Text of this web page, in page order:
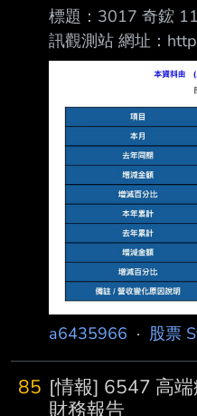
標題：3017 奇鋐
訊觀測站 網址：
https://i.mopix.cc/
57.4% 月增5.5%
是買點？ --
a6435966 · 股票
85 [情報] 6547 高
財務報告